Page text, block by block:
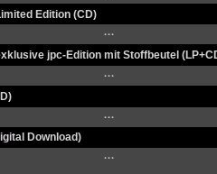
Edition (CD)
···
jpc-Edition mit Stoffbeutel
···
···
Download)
···